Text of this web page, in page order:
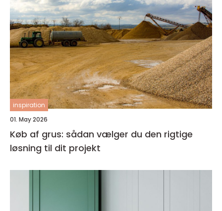
inspiration
01. May 2026
Køb af grus: sådan vælger du den rigtige
løsning til dit projekt